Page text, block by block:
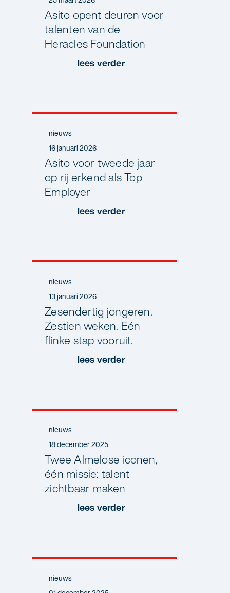
Asito opent deuren voor
talenten van de
Heracles Foundation
lees verder
nieuws
16 januari 2026
Asito voor tweede jaar
op rij erkend als Top
Employer
lees verder
nieuws
13 januari 2026
Zesendertig jongeren.
Zestien weken. Eén
flinke stap vooruit.
lees verder
nieuws
18 december 2025
Twee Almelose iconen,
één missie: talent
zichtbaar maken
lees verder
nieuws